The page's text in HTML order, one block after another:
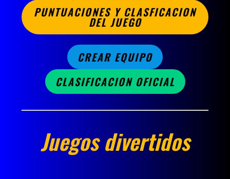
PUNTUACIONES Y CLASFICACION
DEL JUEGO
CREAR EQUIPO
CLASIFICACION OFICIAL
Juegos divertidos